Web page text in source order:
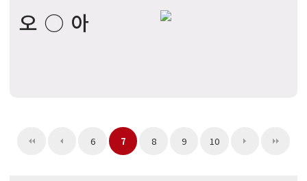
오○아
6 7 8 9 10